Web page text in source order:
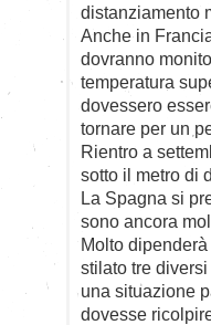
distanziamento
Anche in
dovranno
temperatura
dovessero
tornare per un
Rientro a
sotto il metro di
La Spagna si
sono ancora
Molto
stilato tre
una situazione
dovesse